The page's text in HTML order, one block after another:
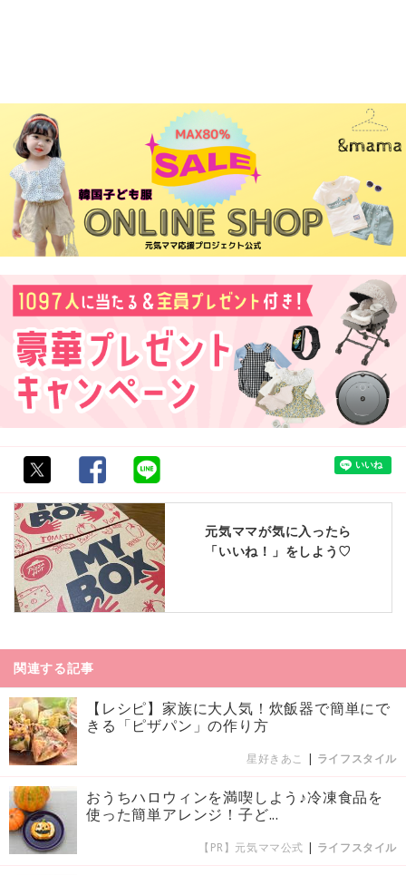
元気ママが気に入ったら
「いいね！」をしよう♡
関連する記事
【レシピ】家族に大人気！炊飯器で簡単にで
きる「ピザパン」の作り方
星好きあこ | ライフスタイル
おうちハロウィンを満喫しよう♪冷凍食品を
使った簡単アレンジ！子ど...
【PR】元気ママ公式 | ライフスタイル